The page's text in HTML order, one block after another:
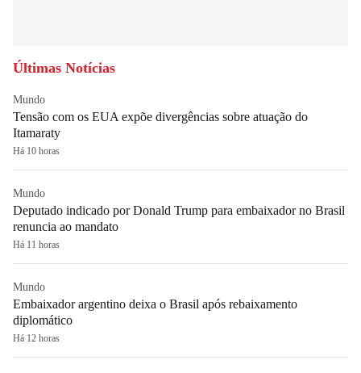
Últimas Notícias
Mundo
Tensão com os EUA expõe divergências sobre atuação do
Itamaraty
Há 10 horas
Mundo
Deputado indicado por Donald Trump para embaixador no Brasil
renuncia ao mandato
Há 11 horas
Mundo
Embaixador argentino deixa o Brasil após rebaixamento
diplomático
Há 12 horas